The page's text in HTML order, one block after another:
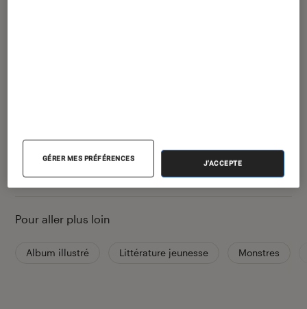
Libraire Fnac.com
Pour aller plus loin
Album illustré Littérature jeunesse Monstres
GÉRER MES PRÉFÉRENCES
J'ACCEPTE